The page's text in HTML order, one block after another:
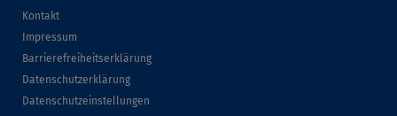
Kontakt
Impressum
Barrierefreiheitserklärung
Datenschutzerklärung
Datenschutzeinstellungen